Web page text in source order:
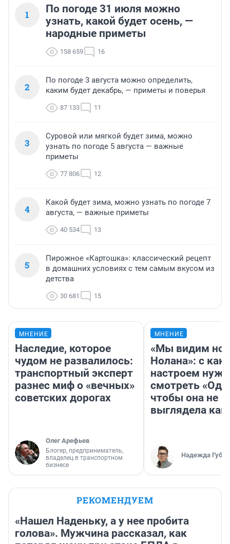
1
По погоде 31 июля можно
узнать, какой будет осень, —
народные приметы
158 659 16
2
По погоде 3 августа можно определить,
каким будет декабрь, — приметы и поверья
87 133 11
3
Суровой или мягкой будет зима, можно
узнать по погоде 5 августа — важные
приметы
77 806 12
4
Какой будет зима, можно узнать по погоде 7
августа, — важные приметы
40 534 13
5
Пирожное «Картошка»: классический рецепт
в домашних условиях с тем самым вкусом из
детства
30 681 15
МНЕНИЕ
Наследие, которое
чудом не развалилось:
транспортный эксперт
разнес миф о «вечных»
советских дорогах
Олег Арефьев
Блогер, предприниматель,
владелец в транспортном
бизнесе
МНЕНИЕ
«Мы видим
Нолана»: с
настроем
смотреть
чтобы она не
выглядела как
Надежда
РЕКОМЕНДУЕМ
«Нашел Наденьку, а у нее пробита
голова». Мужчина рассказал, как